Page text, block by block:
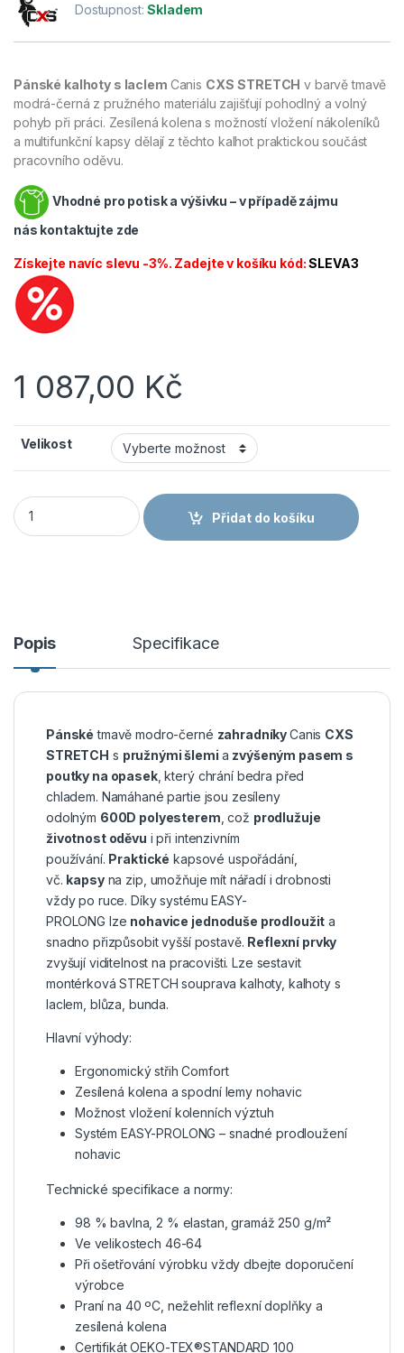
Dostupnost:Skladem
Pánské kalhoty s laclem Canis CXS STRETCH v barvě tmavě
modrá-černá z pružného materiálu zajišťují pohodlný a volný
pohyb při práci. Zesílená kolena s možností vložení nákoleníků
a multifunkční kapsy dělají z těchto kalhot praktickou součást
pracovního oděvu.
Vhodné pro potisk a výšivku – v případě zájmu
nás kontaktujte zde
Získejte navíc slevu -3%. Zadejte v košíku kód:SLEVA3
1 087,00 Kč
Velikost
CANIS CXS STRETCH lacl pánské tmavě modrá/černá
Přidat do košíku
Popis Specifikace
Pánské tmavě modro-černé zahradníkyCanis CXS
STRETCH s pružnými šlemi a zvýšeným pasem s
poutky na opasek, který chrání bedra před
chladem. Namáhané partie jsou zesíleny
odolným 600D polyesterem , což prodlužuje
životnost oděvu i při intenzivním
používání. Praktické kapsové uspořádání,
vč. kapsyna zip, umožňuje mít nářadí i drobnosti
vždy po ruce. Díky systému EASY-
PROLONG lze nohavice jednoduše prodloužit a
snadno přizpůsobit vyšší postavě. Reflexní prvky
zvyšují viditelnost na pracovišti. Lze sestavit
montérková STRETCH souprava kalhoty, kalhoty s
laclem, blůza, bunda.
Hlavní výhody:
Ergonomický střih Comfort
Zesílená kolena a spodní lemy nohavic
Možnost vložení kolenních výztuh
Systém EASY-PROLONG – snadné prodloužení
nohavic
Technické specifikace a normy:
98 % bavlna, 2 % elastan, gramáž 250 g/m²
Ve velikostech 46-64
Při ošetřování výrobku vždy dbejte doporučení
výrobce
Praní na 40 ºC, nežehlit reflexní doplňky a
zesílená kolena
Certifikát OEKO-TEX®STANDARD 100